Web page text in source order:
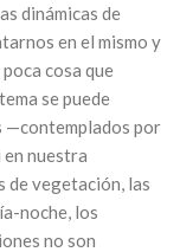
dinámicas de
en el mismo y
cosa que
se puede
—contemplados por
nuestra
de vegetación, las
noche, los
no son